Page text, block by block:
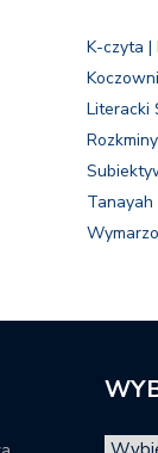
K-czyta |
Literacki
Tanayah